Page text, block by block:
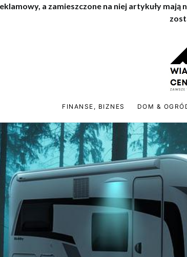
a zamieszczone na niej artykuły
FINANSE, BIZNES DOM &